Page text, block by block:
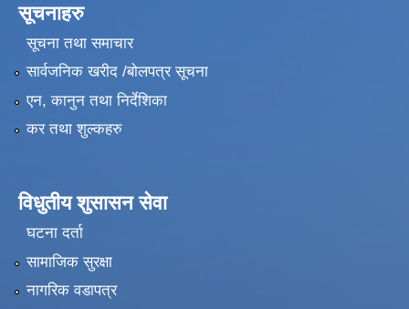
सूचनाहरु
सूचना तथा समाचार
सार्वजनिक खरीद /बोलपत्र सूचना
एन, कानुन तथा निर्देशिका
कर तथा शुल्कहरु
विधुतीय शुसासन सेवा
घटना दर्ता
सामाजिक सुरक्षा
नागरिक वडापत्र